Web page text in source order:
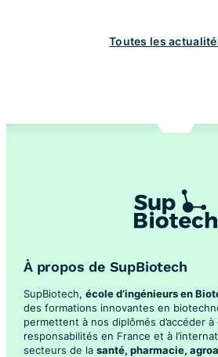
Toutes les
À propos de SupBiotech
SupBiotech, école d’ingénieurs en
des formations innovantes en
permettent à nos diplômés d’accéder
responsabilités en France et à
secteurs de la santé, pharmacie,